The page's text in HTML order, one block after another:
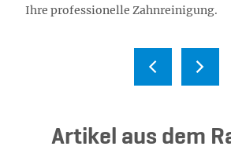
Ihre professionelle Zahnreinigung.
Ar­ti­kel aus dem